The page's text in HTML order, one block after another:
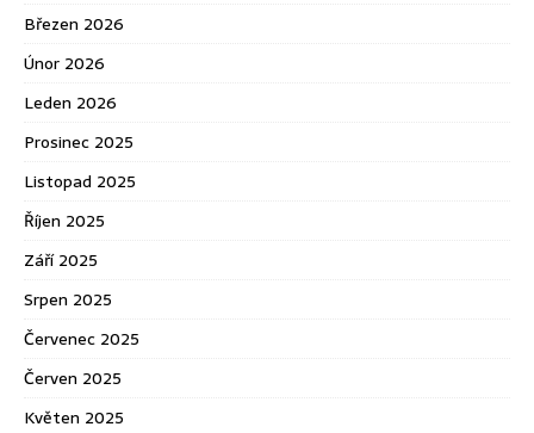
Březen 2026
Únor 2026
Leden 2026
Prosinec 2025
Listopad 2025
Říjen 2025
Září 2025
Srpen 2025
Červenec 2025
Červen 2025
Květen 2025